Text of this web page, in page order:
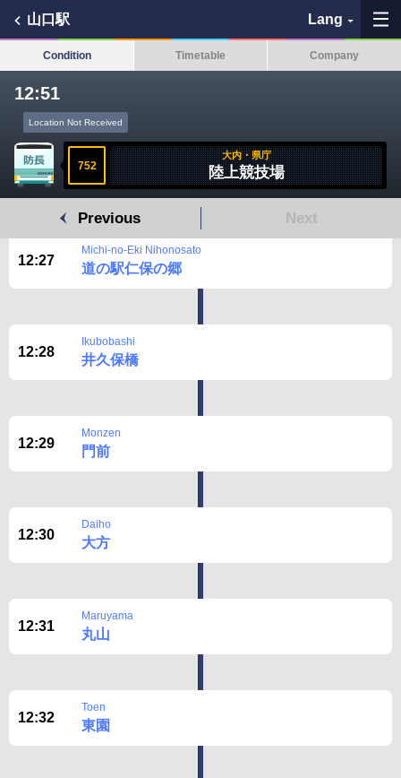
山口駅 Lang
History
See the map
Condition Timetable Company
12:51
Location Not Received
752
大内・県庁
陸上競技場
Previous Next
12:27
Michi-no-Eki Nihonosato
道の駅仁保の郷
12:28
Ikubobashi
井久保橋
12:29
Monzen
門前
12:30
Daiho
大方
12:31
Maruyama
丸山
12:32
Toen
東園